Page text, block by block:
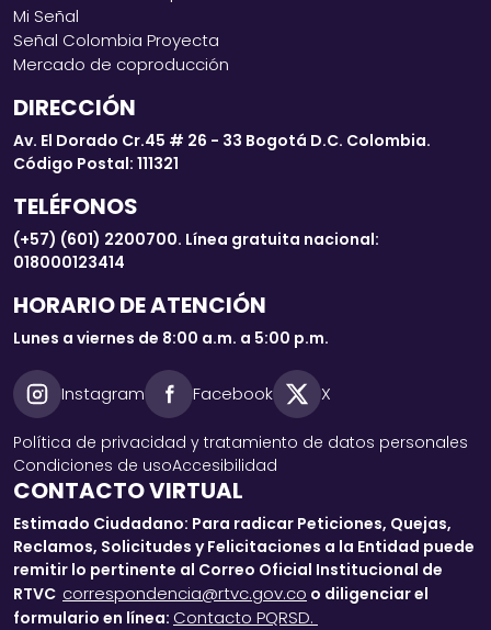
Mi Señal
Señal Colombia Proyecta
Mercado de coproducción
DIRECCIÓN
Av. El Dorado Cr.45 # 26 - 33 Bogotá D.C. Colombia.
Código Postal: 111321
TELÉFONOS
(+57) (601) 2200700. Línea gratuita nacional:
018000123414
HORARIO DE ATENCIÓN
Lunes a viernes de 8:00 a.m. a 5:00 p.m.
Instagram Facebook X
Política de privacidad y tratamiento de datos personales
Condiciones de usoAccesibilidad
CONTACTO VIRTUAL
Estimado Ciudadano: Para radicar Peticiones, Quejas,
Reclamos, Solicitudes y Felicitaciones a la Entidad puede
remitir lo pertinente al Correo Oficial Institucional de
RTVC correspondencia@rtvc.gov.co o diligenciar el
formulario en línea: Contacto PQRSD.